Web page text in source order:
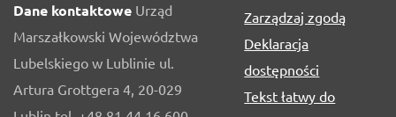
Dane kontaktowe Urząd
Marszałkowski Województwa
Lubelskiego w Lublinie ul.
Artura Grottgera 4, 20-029
Zarządzaj zgodą
Deklaracja
dostępności
Tekst łatwy do